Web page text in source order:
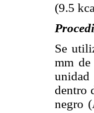
(9.5
Se
mm
unidad
dentro
negro